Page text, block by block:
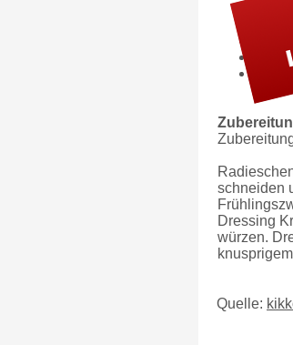
100
2-3
schneiden
Dressing
würzen.
Quelle: